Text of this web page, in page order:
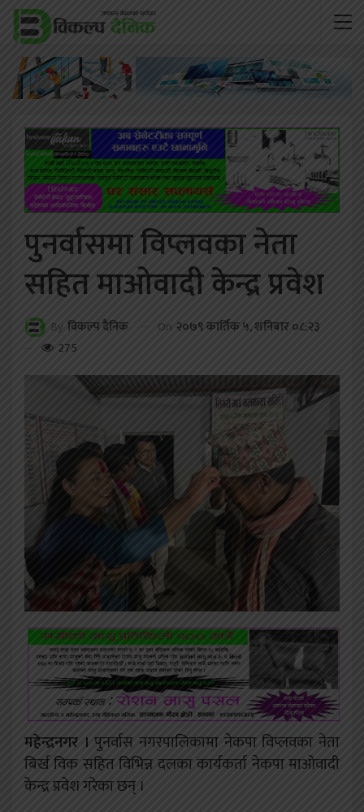
पुनर्वासमा विप्लवका नेता
सहित माओवादी केन्द्र प्रवेश
By विकल्प दैनिक On २०७९ कार्तिक ५, शनिबार ०८:२३
275
महेन्द्रनगर । पुनर्वास नगरपालिकामा नेकपा विप्लवका नेता
बिर्ख विक सहित विभिन्न दलका कार्यकर्ता नेकपा माओवादी
केन्द्र प्रवेश गरेका छन् ।